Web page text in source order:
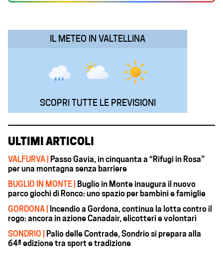
IL METEO IN VALTELLINA
SCOPRI TUTTE LE PREVISIONI
ULTIMI ARTICOLI
VALFURVA | Passo Gavia, in cinquanta a “Rifugi in Rosa”
per una montagna senza barriere
BUGLIO IN MONTE | Buglio in Monte inaugura il nuovo
parco giochi di Ronco: uno spazio per bambini e famiglie
GORDONA | Incendio a Gordona, continua la lotta contro il
rogo: ancora in azione Canadair, elicotteri e volontari
SONDRIO | Palio delle Contrade, Sondrio si prepara alla
64ª edizione tra sport e tradizione